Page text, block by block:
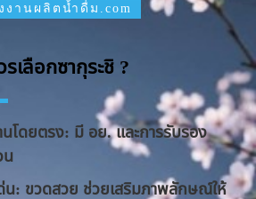
งานผลิตน้ำดื่ม.com
เลือกซากุระชิ ?
นโดยตรง: มี อย. และการรับรอง
น
น: ขวดสวย ช่วยเสริมภาพลักษณ์ให้